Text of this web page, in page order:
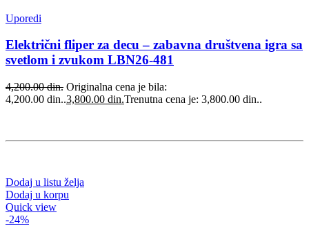
Uporedi
Električni fliper za decu – zabavna društvena igra sa
svetlom i zvukom LBN26-481
4,200.00din. Originalna cena je bila:
4,200.00 din..3,800.00 din.Trenutna cena je: 3,800.00 din..
Dodaj u listu želja
Dodaj u korpu
Quick view
-24%